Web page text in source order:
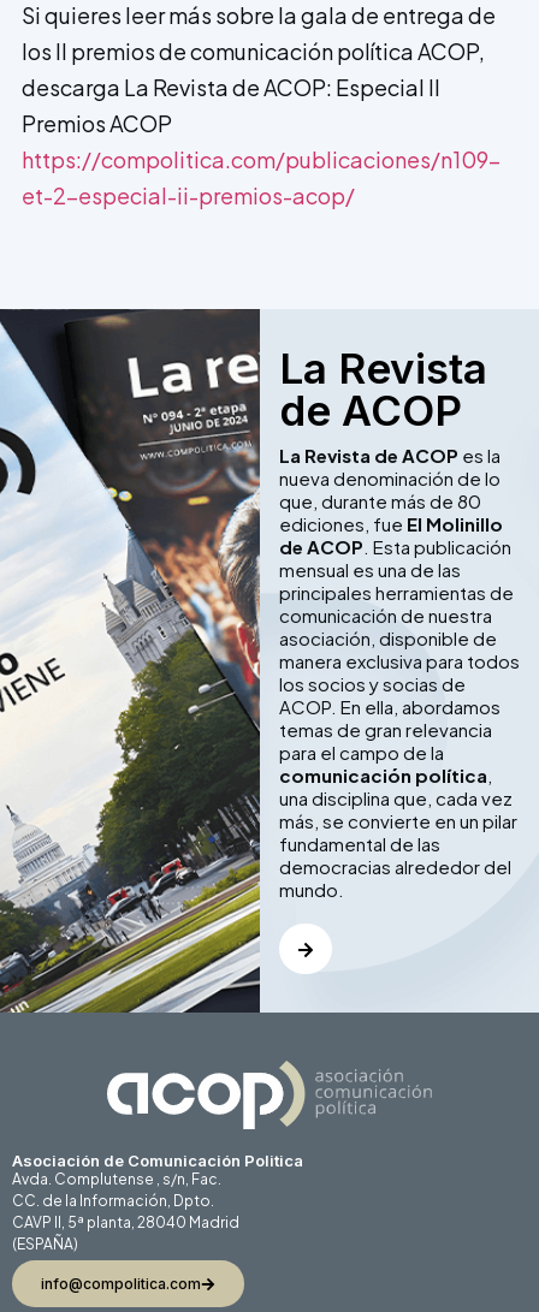
Si quieres leer más sobre la gala de entrega de
los II premios de comunicación política ACOP,
descarga La Revista de ACOP: Especial II
Premios ACOP
https://compolitica.com/publicaciones/n109-
et-2-especial-ii-premios-acop/
La Revista
de ACOP
La Revista de ACOP es la
nueva denominación de lo
que, durante más de 80
ediciones, fue El Molinillo
de ACOP . Esta publicación
mensual es una de las
principales herramientas de
comunicación de nuestra
asociación, disponible de
manera exclusiva para todos
los socios y socias de
ACOP. En ella, abordamos
temas de gran relevancia
para el campo de la
comunicación política
una disciplina que, cada vez
más, se convierte en un pilar
fundamental de las
democracias alrededor del
mundo.
Asociación de Comunicación Politica
Avda. Complutense , s/n, Fac.
CC. de la Información, Dpto.
CAVP II, 5ª planta, 28040 Madrid
(ESPAÑA)
info@compolitica.com